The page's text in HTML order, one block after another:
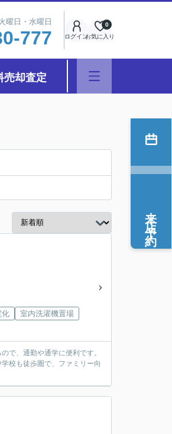
曜日・水曜日
777 ログインお気に入り
0
売却査定
化
室内洗濯機置場
で、通勤や通学に便利です。
校も徒歩圏で、ファミリー向
来店予約